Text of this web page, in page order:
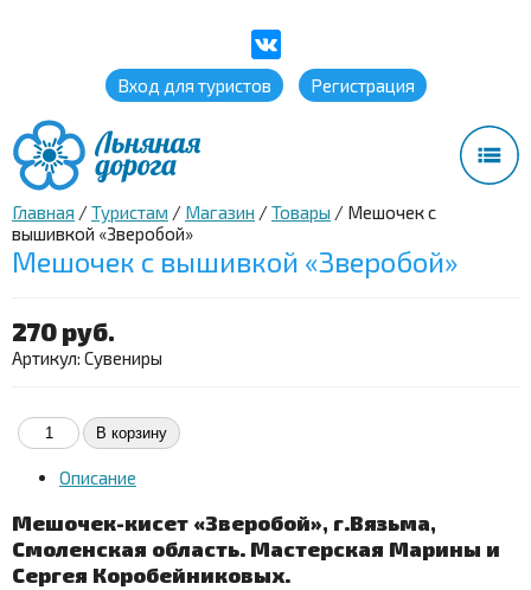
Вход для туристов Регистрация
Главная /Туристам / Магазин /Товары / Мешочек с
вышивкой «Зверобой»
Мешочек с вышивкой «Зверобой»
270 руб.
Артикул: Сувениры
Описание
Мешочек-кисет «Зверобой», г.Вязьма,
Смоленская область. Мастерская Марины и
Сергея Коробейниковых.